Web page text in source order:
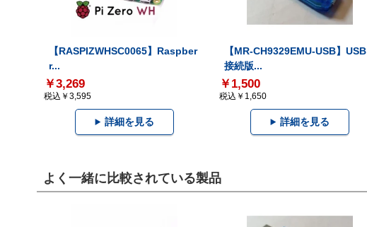
【RASPIZWHSC0065】Raspber
r...
￥3,269
税込￥3,595
詳細を見る
【MR-CH9329EMU-USB】USB
接続版...
￥1,500
税込￥1,650
詳細を見る
よく一緒に比較されている製品